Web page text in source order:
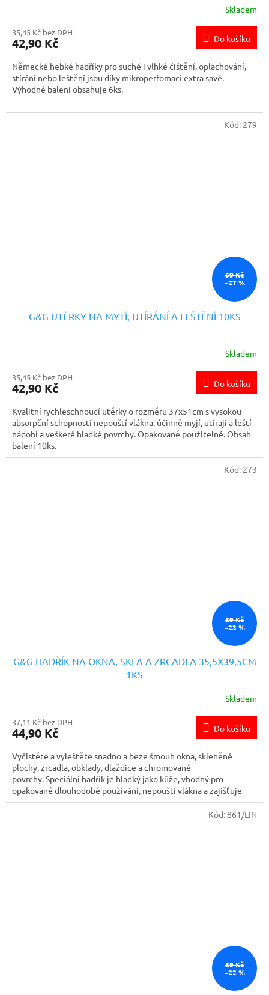
Skladem
35,45 Kč bez DPH
42,90 Kč Do košíku
Německé hebké hadříky pro suché i vlhké čištění, oplachování,
stírání nebo leštění jsou díky mikroperfomaci extra savé.
Výhodné balení obsahuje 6ks.
59 Kč
–27 %
G&G UTĚRKY NA MYTÍ, UTÍRÁNÍ A LEŠTĚNÍ 10KS
Skladem
35,45 Kč bez DPH
42,90 Kč Do košíku
Kvalitní rychleschnoucí utěrky o rozměru 37x51cm s vysokou
absorpční schopností nepouští vlákna, účinně myjí, utírají a leští
nádobí a veškeré hladké povrchy. Opakovaně použitelné. Obsah
balení 10ks.
Kód: 279
59 Kč
–23 %
G&G HADŘÍK NA OKNA, SKLA A ZRCADLA 35,5X39,5CM
1KS
Skladem
37,11 Kč bez DPH
44,90 Kč Do košíku
Vyčistěte a vyleštěte snadno a beze šmouh okna, skleněné
plochy, zrcadla, obklady, dlaždice a chromované
povrchy. Speciální hadřík je hladký jako kůže, vhodný pro
opakované dlouhodobé používání, nepouští vlákna a zajišťuje
dokonalý lesk. Lze vyprat do 95°C. Nepřidávejte aviváže ani
Kód: 273
59 Kč
–22 %
Kód:861/LIN